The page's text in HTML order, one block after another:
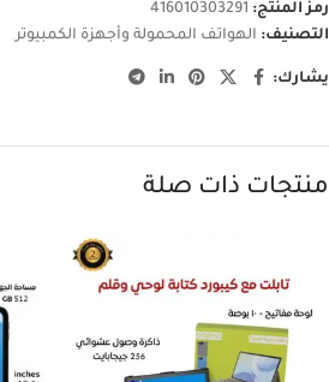
رمز المنتج: 416010303291
التصنيف: الهواتف المحمولة وأجهزة الكمبيوتر
يشارك:
منتجات ذات صلة